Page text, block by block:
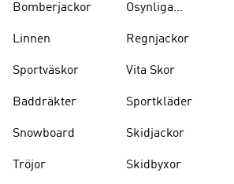
Bomberjackor
Linnen
Sportväskor
Baddräkter
Snowboard
Tröjor
Osynliga
Regnjackor
Vita Skor
Sportkläder
Skidjackor
Skidbyxor